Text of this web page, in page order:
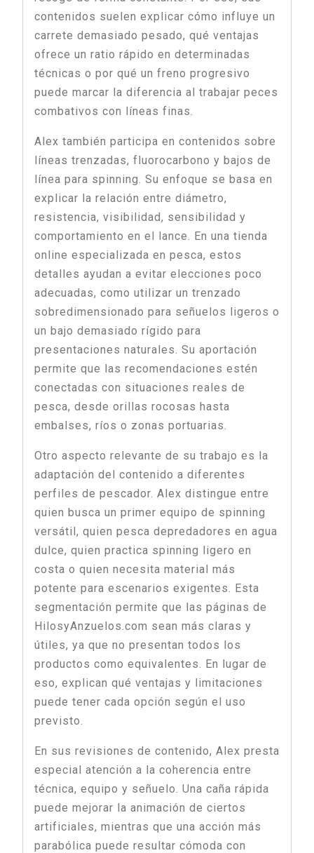
contenidos suelen explicar cómo influye un
carrete demasiado pesado, qué ventajas
ofrece un ratio rápido en determinadas
técnicas o por qué un freno progresivo
puede marcar la diferencia al trabajar peces
combativos con líneas finas.
Alex también participa en contenidos sobre
líneas trenzadas, fluorocarbono y bajos de
línea para spinning. Su enfoque se basa en
explicar la relación entre diámetro,
resistencia, visibilidad, sensibilidad y
comportamiento en el lance. En una tienda
online especializada en pesca, estos
detalles ayudan a evitar elecciones poco
adecuadas, como utilizar un trenzado
sobredimensionado para señuelos ligeros o
un bajo demasiado rígido para
presentaciones naturales. Su aportación
permite que las recomendaciones estén
conectadas con situaciones reales de
pesca, desde orillas rocosas hasta
embalses, ríos o zonas portuarias.
Otro aspecto relevante de su trabajo es la
adaptación del contenido a diferentes
perfiles de pescador. Alex distingue entre
quien busca un primer equipo de spinning
versátil, quien pesca depredadores en agua
dulce, quien practica spinning ligero en
costa o quien necesita material más
potente para escenarios exigentes. Esta
segmentación permite que las páginas de
HilosyAnzuelos.com sean más claras y
útiles, ya que no presentan todos los
productos como equivalentes. En lugar de
eso, explican qué ventajas y limitaciones
puede tener cada opción según el uso
previsto.
En sus revisiones de contenido, Alex presta
especial atención a la coherencia entre
técnica, equipo y señuelo. Una caña rápida
puede mejorar la animación de ciertos
artificiales, mientras que una acción más
parabólica puede resultar cómoda con